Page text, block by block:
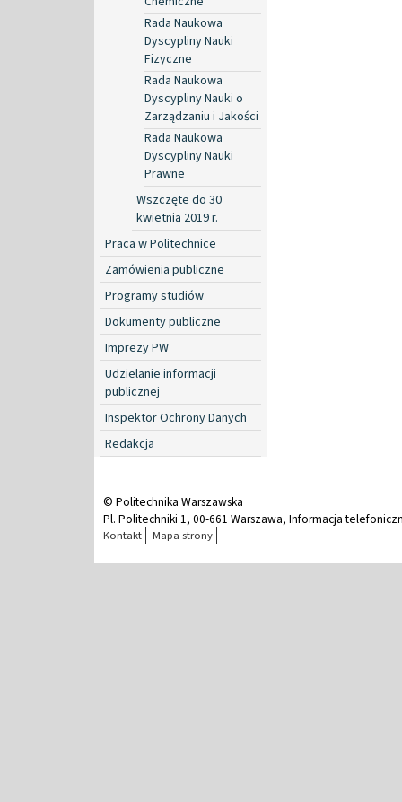
Rada Naukowa
Dyscypliny Nauki
Fizyczne
Rada Naukowa
Dyscypliny Nauki o
Zarządzaniu i Jakości
Rada Naukowa
Dyscypliny Nauki
Prawne
Wszczęte do 30
kwietnia 2019 r.
Praca w Politechnice
Zamówienia publiczne
Programy studiów
Dokumenty publiczne
Imprezy PW
Udzielanie informacji
publicznej
Inspektor Ochrony Danych
Redakcja
© Politechnika Warszawska
Pl. Politechniki 1, 00-661 Warszawa, Informacja
Kontakt Mapa strony